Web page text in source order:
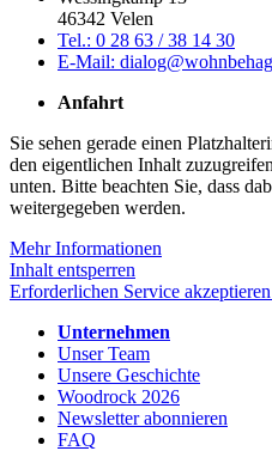
46342 Velen
Tel.: 0 28 63 / 38 14 30
E-Mail:
Anfahrt
Sie sehen gerade einen
den eigentlichen Inhalt
unten. Bitte beachten Sie, dass
weitergegeben werden.
Mehr Informationen
Inhalt entsperren
Erforderlichen Service
Unternehmen
Unser Team
Unsere Geschichte
Woodrock 2026
Newsletter abonnieren
FAQ